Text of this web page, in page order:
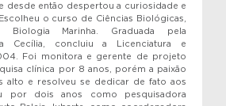
desde então despertou a curiosidade e
o curso de Ciências Biológicas,
Marinha. Graduada pela
Cecília, concluiu a Licenciatura e
Foi monitora e gerente de projeto
clínica por 8 anos, porém a paixão
alto e resolveu se dedicar de fato aos
por dois anos como pesquisadora